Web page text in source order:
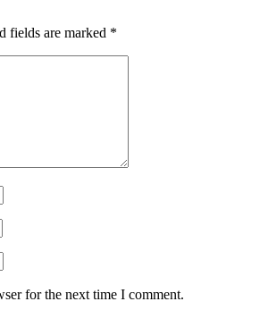
fields are marked *
for the next time I comment.